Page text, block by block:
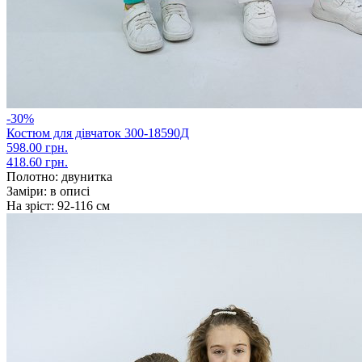
-30%
Костюм для дівчаток 300-18590Д
598.00 грн.
418.60 грн.
Полотно: двунитка
Заміри: в описі
На зріст: 92-116 см